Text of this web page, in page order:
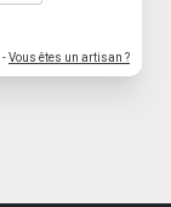
-Vous êtes un artisan ?